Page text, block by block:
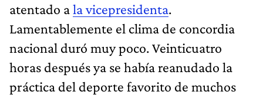
atentado ala vicepresidenta.
Lamentablemente el clima de concordia
nacional duró muy poco. Veinticuatro
horas después ya se había reanudado la
práctica del deporte favorito de muchos